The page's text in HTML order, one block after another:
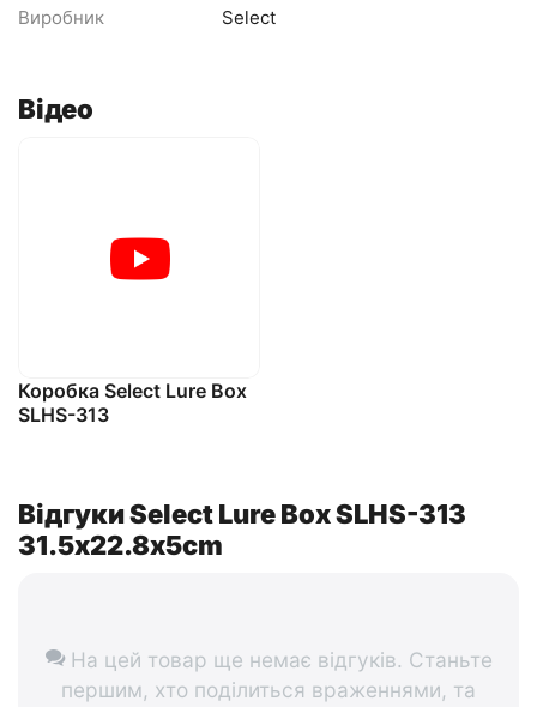
Виробник
Select
Відео
Коробка Select Lure Box
SLHS-313
Відгуки Select Lure Box SLHS-313
31.5х22.8х5cm
На цей товар ще немає відгуків. Станьте
першим, хто поділиться враженнями, та